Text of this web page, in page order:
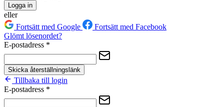
Logga in
eller
Fortsätt med Google
Fortsätt med Facebook
Glömt lösenordet?
E-postadress *
Skicka återställningslänk
Tillbaka till login
E-postadress *